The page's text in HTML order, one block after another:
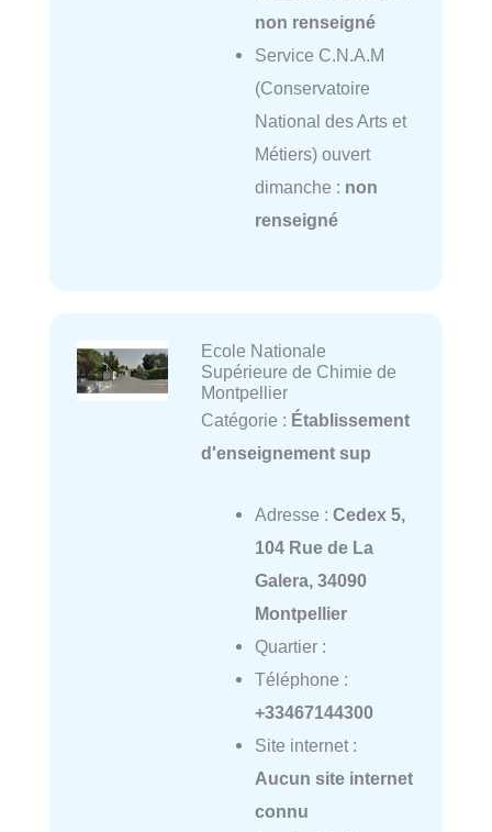
non renseigné
Service C.N.A.M
(Conservatoire
National des Arts et
Métiers) ouvert
dimanche : non
renseigné
Ecole Nationale
Supérieure de Chimie de
Montpellier
Catégorie : Établissement
d'enseignement sup
Adresse : Cedex 5,
104 Rue de La
Galera, 34090
Montpellier
Quartier :
Téléphone :
+33467144300
Site internet :
Aucun site internet
connu